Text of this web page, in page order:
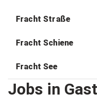
Fracht Straße
Fracht Schiene
Fracht See
Jobs in